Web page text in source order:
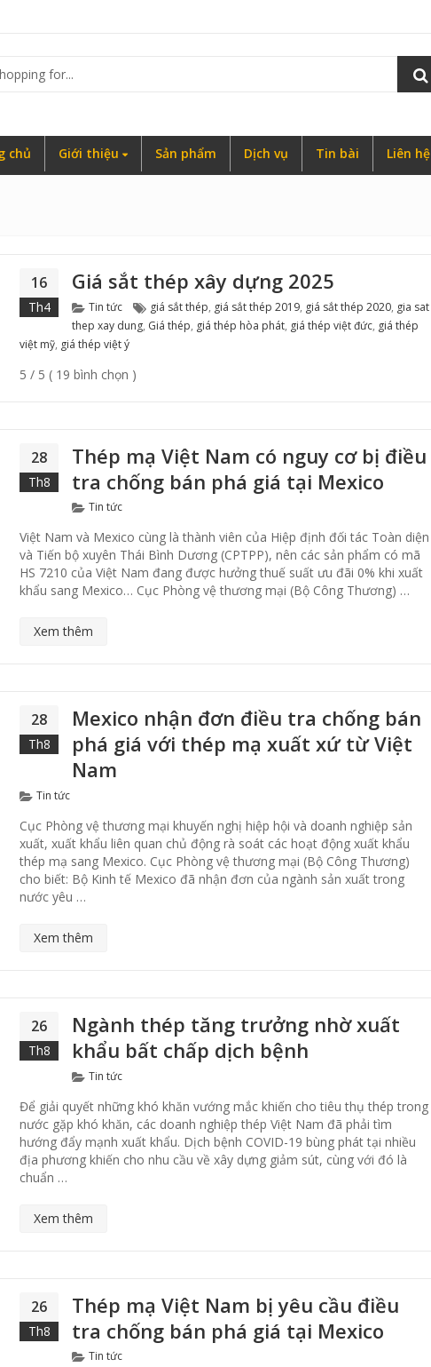
chủ Giới thiệu Sản phẩm Dịch vụ Tin bài Liên hệ
16
Th4
Giá sắt thép xây dựng 2025
Categories
Tin tức Tags
giá sắt thép, giá sắt thép 2019, giá sắt thép 2020, gia sat
thep xay dung, Giá thép, giá thép hòa phát, giá thép việt đức, giá thép
việt mỹ, giá thép việt ý
5 / 5 ( 19 bình chọn )
28
Th8
Thép mạ Việt Nam có nguy cơ bị điều
tra chống bán phá giá tại Mexico
Categories
Tin tức
Việt Nam và Mexico cùng là thành viên của Hiệp định đối tác Toàn diện
và Tiến bộ xuyên Thái Bình Dương (CPTPP), nên các sản phẩm có mã
HS 7210 của Việt Nam đang được hưởng thuế suất ưu đãi 0% khi xuất
khẩu sang Mexico… Cục Phòng vệ thương mại (Bộ Công Thương) …
Xem thêm
28
Th8
Mexico nhận đơn điều tra chống bán
phá giá với thép mạ xuất xứ từ Việt
Nam
Categories
Tin tức
Cục Phòng vệ thương mại khuyến nghị hiệp hội và doanh nghiệp sản
xuất, xuất khẩu liên quan chủ động rà soát các hoạt động xuất khẩu
thép mạ sang Mexico. Cục Phòng vệ thương mại (Bộ Công Thương)
cho biết: Bộ Kinh tế Mexico đã nhận đơn của ngành sản xuất trong
nước yêu …
Xem thêm
26
Th8
Ngành thép tăng trưởng nhờ xuất
khẩu bất chấp dịch bệnh
Categories
Tin tức
Để giải quyết những khó khăn vướng mắc khiến cho tiêu thụ thép trong
nước gặp khó khăn, các doanh nghiệp thép Việt Nam đã phải tìm
hướng đẩy mạnh xuất khẩu. Dịch bệnh COVID-19 bùng phát tại nhiều
địa phương khiến cho nhu cầu về xây dựng giảm sút, cùng với đó là
chuẩn …
Xem thêm
26
Th8
Thép mạ Việt Nam bị yêu cầu điều
tra chống bán phá giá tại Mexico
Categories
Tin tức